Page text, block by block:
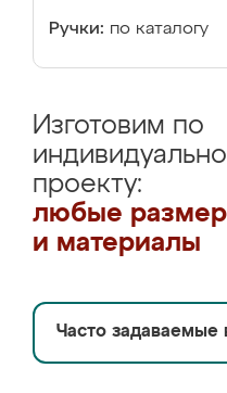
Ручки: по каталогу
Изготовим по
проекту:
любые
и материалы
Часто задаваемые